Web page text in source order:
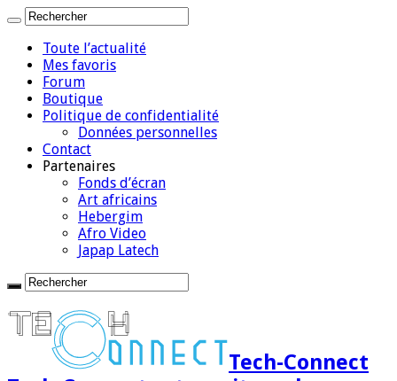
Toute l’actualité
Mes favoris
Forum
Boutique
Politique de confidentialité
Données personnelles
Contact
Partenaires
Fonds d’écran
Art africains
Hebergim
Afro Video
Japap Latech
Tech-Connect